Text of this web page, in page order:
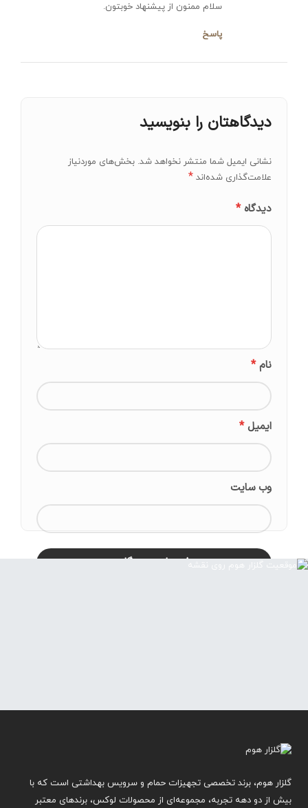
سلام ممنون از پیشنهاد خوبتون.
پاسخ
دیدگاهتان را بنویسید
نشانی ایمیل شما منتشر نخواهد شد. بخش‌های موردنیاز
علامت‌گذاری شده‌اند *
دیدگاه*
نام*
ایمیل*
وب‌ سایت
گلزار هوم، برند تخصصی تجهیزات حمام و سرویس بهداشتی است که با
بیش از دو دهه تجربه، مجموعه‌ای از محصولات لوکس، برندهای معتبر